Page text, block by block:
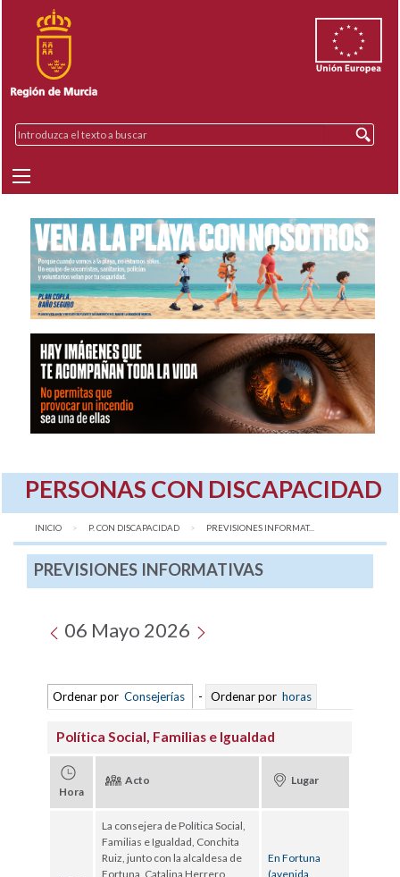
PERSONAS CON DISCAPACIDAD
INICIO P. CON DISCAPACIDAD AQUÍ:
PREVISIONES INFORMAT...
PREVISIONES INFORMATIVAS
06 Mayo 2026
Ordenar por Consejerías - Ordenar por horas
Política Social, Familias e Igualdad
Hora
Acto Lugar
La consejera de Política Social,
Familias e Igualdad, Conchita
Ruiz, junto con la alcaldesa de
Fortuna, Catalina Herrero,
En Fortuna
(avenida